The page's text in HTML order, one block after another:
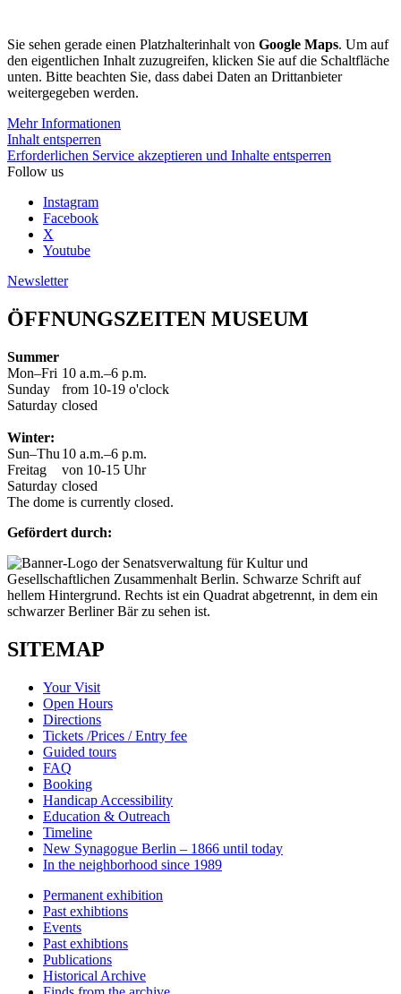
Sie sehen gerade einen Platzhalterinhalt von Google Maps. Um auf
den eigentlichen Inhalt zuzugreifen, klicken Sie auf die Schaltfläche
unten. Bitte beachten Sie, dass dabei Daten an Drittanbieter
weitergegeben werden.
Mehr Informationen
Inhalt entsperren
Erforderlichen Service akzeptieren und Inhalte entsperren
Follow us
Instagram
Facebook
X
Youtube
Newsletter
ÖFFNUNGSZEITEN MUSEUM
Summer
Mon–Fri 10 a.m.–6 p.m.
Sunday
from 10-19 o'clock
Saturday closed
Winter:
Sun–Thu 10 a.m.–6 p.m.
Freitag
von 10-15 Uhr
Saturday closed
The dome is currently closed.
Gefördert durch:
SITEMAP
Your Visit
Open Hours
Directions
Tickets /Prices / Entry fee
Guided tours
FAQ
Booking
Handicap Accessibility
Education & Outreach
Timeline
New Synagogue Berlin – 1866 until today
In the neighborhood since 1989
Permanent exhibition
Past exhibtions
Events
Past exhibtions
Publications
Historical Archive